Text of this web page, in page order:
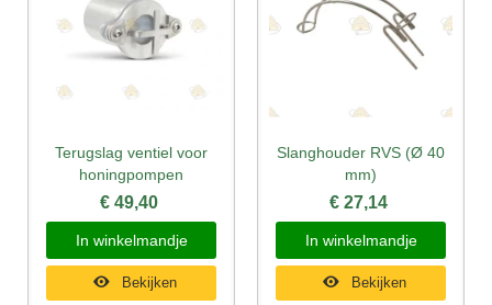
Terugslag ventiel voor
honingpompen
€ 49,40
In winkelmandje
Bekijken
Slanghouder RVS (Ø 40
mm)
€ 27,14
In winkelmandje
Bekijken